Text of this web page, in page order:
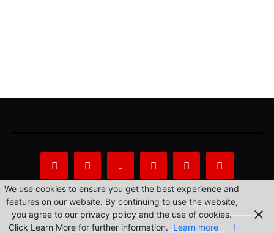
About Us Privacy Statement Contact us
We use cookies to ensure you get the best experience and
features on our website. By continuing to use the website,
you agree to our privacy policy and the use of cookies.
Click Learn More for further information. Learn more I